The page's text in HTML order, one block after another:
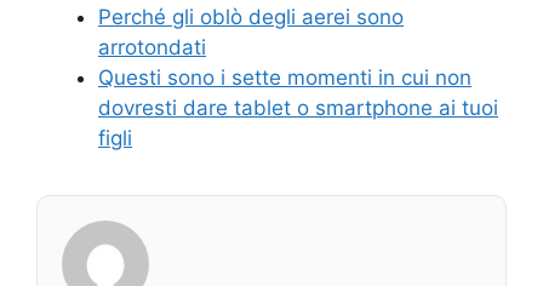
Perché gli oblò degli aerei sono
arrotondati
Questi sono i sette momenti in cui non
dovresti dare tablet o smartphone ai tuoi
figli